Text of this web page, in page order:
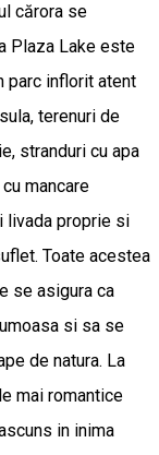
cărora se
Plaza Lake este
parc inflorit atent
terenuri de
stranduri cu apa
mancare
livada proprie si
Toate acestea
se asigura ca
si sa se
de natura. La
mai romantice
in inima